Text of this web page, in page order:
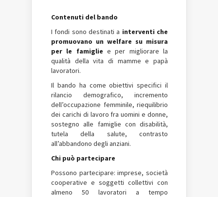
Contenuti del bando
I fondi sono destinati a interventi che
promuovano un welfare su misura
per le famiglie e per migliorare la
qualità della vita di mamme e papà
lavoratori.
Il bando ha come obiettivi specifici il
rilancio demografico, incremento
dell’occupazione femminile, riequilibrio
dei carichi di lavoro fra uomini e donne,
sostegno alle famiglie con disabilità,
tutela della salute, contrasto
all’abbandono degli anziani.
Chi può partecipare
Possono partecipare: imprese, società
cooperative e soggetti collettivi con
almeno 50 lavoratori a tempo